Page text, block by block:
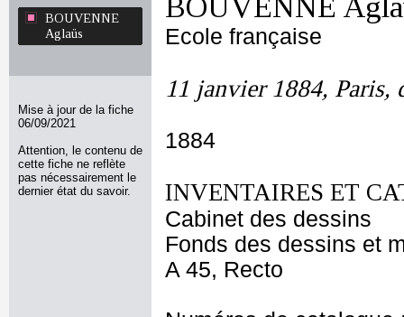
BOUVENNE
Aglaüs
Mise à jour de la fiche
06/09/2021
Attention, le contenu de
cette fiche ne reflète
pas nécessairement le
dernier état du savoir.
BOUVENNE
Ecole française
11 janvier 1884, Paris,
1884
INVENTAIRES ET
Cabinet des dessins
Fonds des dessins et
A 45, Recto